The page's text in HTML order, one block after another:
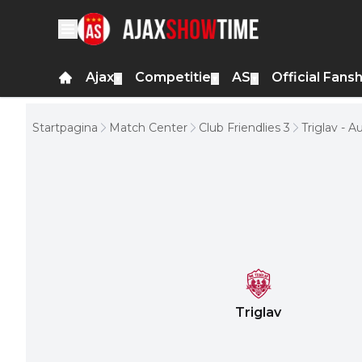
Ajax Competitie AS Official
Startpagina Match Center Club Friendlies 3 Triglav -
Triglav